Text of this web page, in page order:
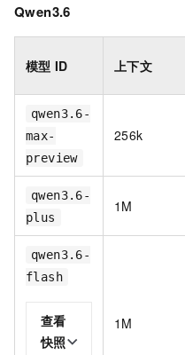
Qwen3.6
模型 ID 上下文
qwen3.6-
max-
preview
256k
qwen3.6-
plus
1M
qwen3.6-
flash
查看
快照
1M